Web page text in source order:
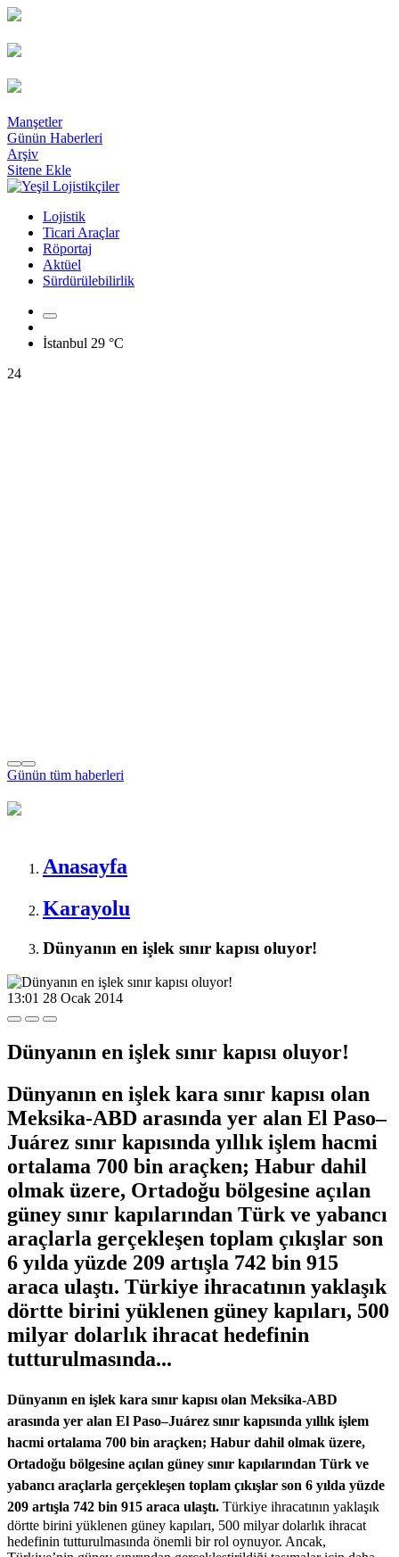
Manşetler
Günün Haberleri
Arşiv
Sitene Ekle
Lojistik
Ticari Araçlar
Röportaj
Aktüel
Sürdürülebilirlik
İstanbul 29 °C
24
Günün tüm haberleri
Anasayfa
Karayolu
Dünyanın en işlek sınır kapısı oluyor!
13:01 28 Ocak 2014
Dünyanın en işlek sınır kapısı oluyor!
Dünyanın en işlek kara sınır kapısı olan
Meksika-ABD arasında yer alan El Paso–
Juárez sınır kapısında yıllık işlem hacmi
ortalama 700 bin araçken; Habur dahil
olmak üzere, Ortadoğu bölgesine açılan
güney sınır kapılarından Türk ve yabancı
araçlarla gerçekleşen toplam çıkışlar son
6 yılda yüzde 209 artışla 742 bin 915
araca ulaştı. Türkiye ihracatının yaklaşık
dörtte birini yüklenen güney kapıları, 500
milyar dolarlık ihracat hedefinin
tutturulmasında...
Dünyanın en işlek kara sınır kapısı olan Meksika-ABD
arasında yer alan El Paso–Juárez sınır kapısında yıllık işlem
hacmi ortalama 700 bin araçken; Habur dahil olmak üzere,
Ortadoğu bölgesine açılan güney sınır kapılarından Türk ve
yabancı araçlarla gerçekleşen toplam çıkışlar son 6 yılda yüzde
209 artışla 742 bin 915 araca ulaştı. Türkiye ihracatının yaklaşık
dörtte birini yüklenen güney kapıları, 500 milyar dolarlık ihracat
hedefinin tutturulmasında önemli bir rol oynuyor. Ancak,